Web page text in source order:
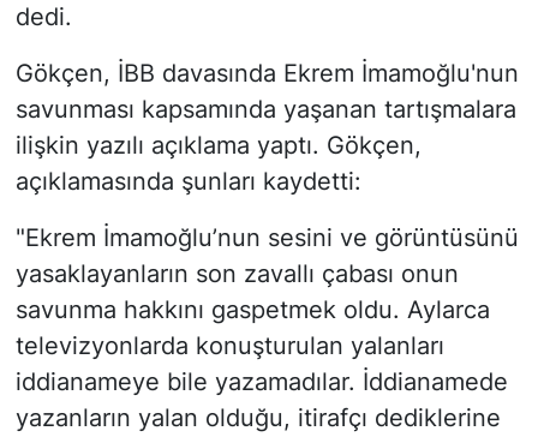
dedi.
Gökçen, İBB davasında Ekrem İmamoğlu'nun
savunması kapsamında yaşanan tartışmalara
ilişkin yazılı açıklama yaptı. Gökçen,
açıklamasında şunları kaydetti:
"Ekrem İmamoğlu’nun sesini ve görüntüsünü
yasaklayanların son zavallı çabası onun
savunma hakkını gaspetmek oldu. Aylarca
televizyonlarda konuşturulan yalanları
iddianameye bile yazamadılar. İddianamede
yazanların yalan olduğu, itirafçı dediklerine